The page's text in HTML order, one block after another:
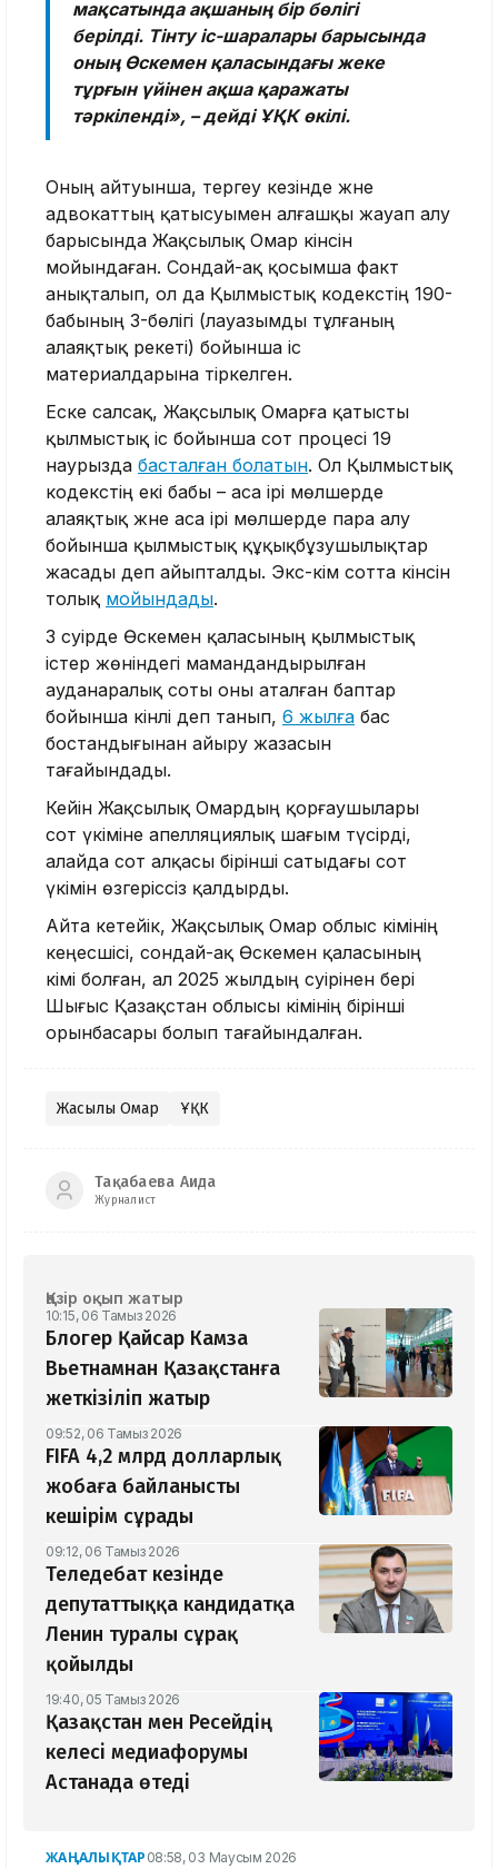
мақсатында ақшаның бір бөлігі
берілді. Тінту іс-шаралары барысында
оның Өскемен қаласындағы жеке
тұрғын үйінен ақша қаражаты
тәркіленді», – дейді ҰҚК өкілі.
Оның айтуынша, тергеу кезінде және
адвокаттың қатысуымен алғашқы жауап алу
барысында Жақсылық Омар кінәсін
мойындаған. Сондай-ақ қосымша факт
анықталып, ол да Қылмыстық кодекстің 190-
бабының 3-бөлігі (лауазымды тұлғаның
алаяқтық әрекеті) бойынша іс
материалдарына тіркелген.
Еске салсақ, Жақсылық Омарға қатысты
қылмыстық іс бойынша сот процесі 19
наурызда басталған болатын. Ол Қылмыстық
кодекстің екі бабы – аса ірі мөлшерде
алаяқтық және аса ірі мөлшерде пара алу
бойынша қылмыстық құқықбұзушылықтар
жасады деп айыпталды. Экс-әкім сотта кінәсін
толық мойындады.
3 сәуірде Өскемен қаласының қылмыстық
істер жөніндегі мамандандырылған
ауданаралық соты оны аталған баптар
бойынша кінәлі деп танып, 6 жылға бас
бостандығынан айыру жазасын
тағайындады.
Кейін Жақсылық Омардың қорғаушылары
сот үкіміне апелляциялық шағым түсірді,
алайда сот алқасы бірінші сатыдағы сот
үкімін өзгеріссіз қалдырды.
Айта кетейік, Жақсылық Омар облыс әкімінің
кеңесшісі, сондай-ақ Өскемен қаласының
әкімі болған, ал 2025 жылдың сәуірінен бері
Шығыс Қазақстан облысы әкімінің бірінші
орынбасары болып тағайындалған.
Жақсылық Омар ҰҚК
Тақабаева Аида
Журналист
Қазір оқып жатыр
10:15, 06 Тамыз 2026
Блогер Қайсар Камза
Вьетнамнан Қазақстанға
жеткізіліп жатыр
09:52, 06 Тамыз 2026
FIFA 4,2 млрд долларлық
жобаға байланысты
кешірім сұрады
09:12, 06 Тамыз 2026
Теледебат кезінде
депутаттыққа кандидатқа
Ленин туралы сұрақ
қойылды
19:40, 05 Тамыз 2026
Қазақстан мен Ресейдің
келесі медиафорумы
Астанада өтеді
ЖАҢАЛЫҚТАР 08:58, 03 Маусым 2026